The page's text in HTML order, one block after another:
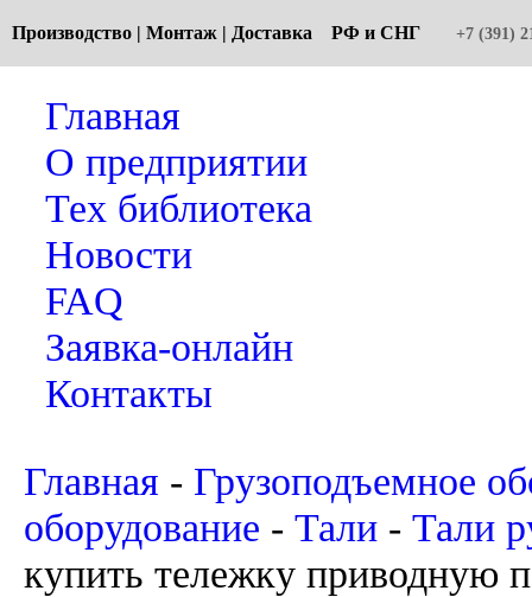
Производство | Монтаж | Доставка РФ и СНГ +7 (391)
Главная
О предприятии
Тех библиотека
Новости
FAQ
Заявка-онлайн
Контакты
Главная - Грузоподъемное
оборудование - Тали - Тали
купить тележку приводную